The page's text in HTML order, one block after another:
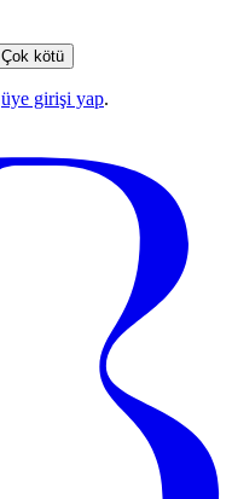
Çok kötü
üye girişi yap.